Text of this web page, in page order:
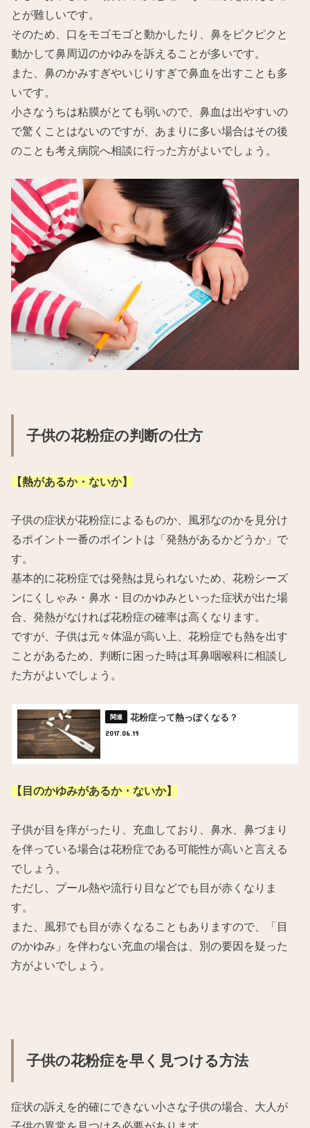
とが難しいです。
そのため、口をモゴモゴと動かしたり、鼻をピクピクと
動かして鼻周辺のかゆみを訴えることが多いです。
また、鼻のかみすぎやいじりすぎで鼻血を出すことも多
いです。
小さなうちは粘膜がとても弱いので、鼻血は出やすいの
で驚くことはないのですが、あまりに多い場合はその後
のことも考え病院へ相談に行った方がよいでしょう。
子供の花粉症の判断の仕方
【熱があるか・ないか】
子供の症状が花粉症によるものか、風邪なのかを見分け
るポイント一番のポイントは「発熱があるかどうか」で
す。
基本的に花粉症では発熱は見られないため、花粉シーズ
ンにくしゃみ・鼻水・目のかゆみといった症状が出た場
合、発熱がなければ花粉症の確率は高くなります。
ですが、子供は元々体温が高い上、花粉症でも熱を出す
ことがあるため、判断に困った時は耳鼻咽喉科に相談し
た方がよいでしょう。
花粉症って熱っぽくなる？
2017.06.19
【目のかゆみがあるか・ないか】
子供が目を痒がったり、充血しており、鼻水、鼻づまり
を伴っている場合は花粉症である可能性が高いと言える
でしょう。
ただし、プール熱や流行り目などでも目が赤くなりま
す。
また、風邪でも目が赤くなることもありますので、「目
のかゆみ」を伴わない充血の場合は、別の要因を疑った
方がよいでしょう。
子供の花粉症を早く見つける方法
症状の訴えを的確にできない小さな子供の場合、大人が